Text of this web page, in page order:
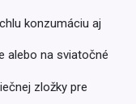
konzumáciu aj
alebo na sviatočné
zložky pre